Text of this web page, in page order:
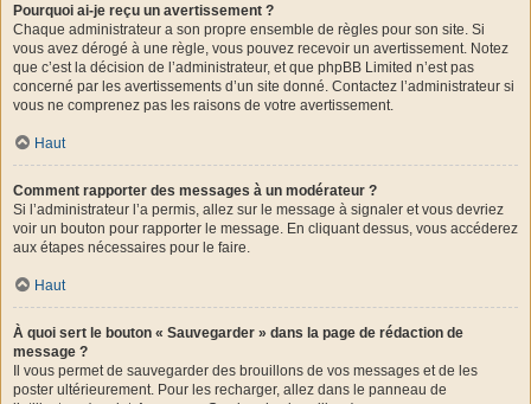
Pourquoi ai-je reçu un avertissement ?
Chaque administrateur a son propre ensemble de règles pour son site. Si
vous avez dérogé à une règle, vous pouvez recevoir un avertissement. Notez
que c’est la décision de l’administrateur, et que phpBB Limited n’est pas
concerné par les avertissements d’un site donné. Contactez l’administrateur si
vous ne comprenez pas les raisons de votre avertissement.
Haut
Comment rapporter des messages à un modérateur ?
Si l’administrateur l’a permis, allez sur le message à signaler et vous devriez
voir un bouton pour rapporter le message. En cliquant dessus, vous accéderez
aux étapes nécessaires pour le faire.
Haut
À quoi sert le bouton « Sauvegarder » dans la page de rédaction de
message ?
Il vous permet de sauvegarder des brouillons de vos messages et de les
poster ultérieurement. Pour les recharger, allez dans le panneau de